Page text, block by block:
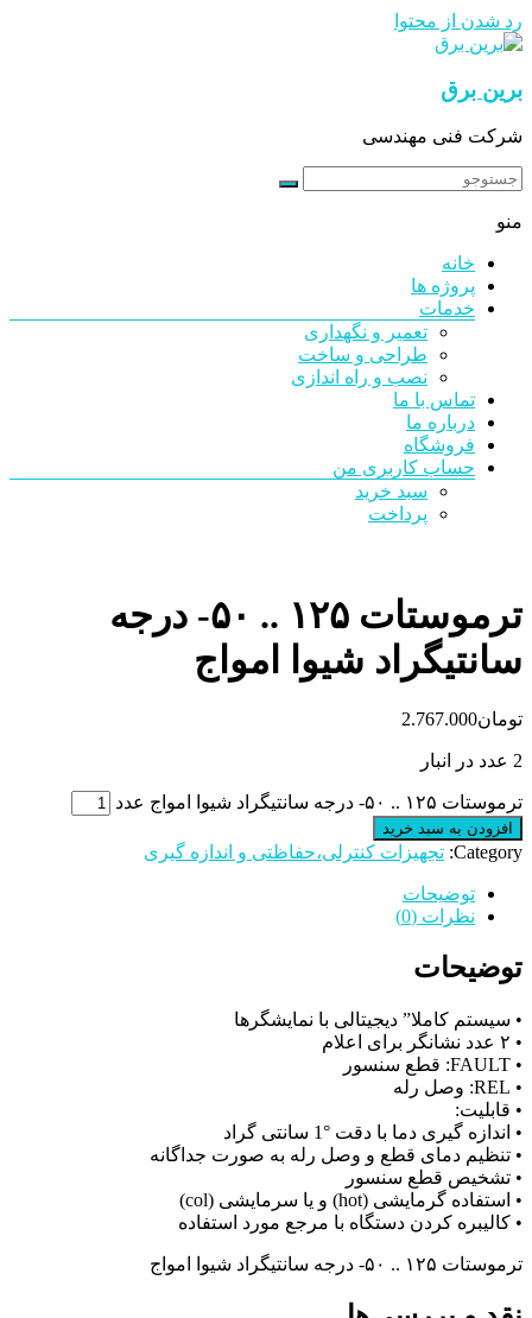
رد شدن از محتوا
برین برق
شرکت فنی مهندسی
منو
خانه
پروژه ها
خدمات
تعمیر و نگهداری
طراحی و ساخت
نصب و راه اندازی
تماس با ما
درباره ما
فروشگاه
حساب کاربری من
سبد خرید
پرداخت
ترموستات ۱۲۵ .. ۵۰- درجه
سانتیگراد شیوا امواج
تومان2.767.000
2 عدد در انبار
ترموستات ۱۲۵ .. ۵۰- درجه سانتیگراد شیوا امواج عدد
افزودن به سبد خرید
Category: تجهیزات کنترلی،حفاظتی و اندازه گیری
توضیحات
نظرات (0)
توضیحات
• سیستم کاملا” دیجیتالی با نمایشگرها
• ۲ عدد نشانگر برای اعلام
• FAULT: قطع سنسور
• REL: وصل رله
• قابلیت:
• اندازه گیری دما با دقت °1 سانتی گراد
• تنظیم دمای قطع و وصل رله به صورت جداگانه
• تشخیص قطع سنسور
• استفاده گرمایشی (hot) و یا سرمایشی (col)
• کالیبره کردن دستگاه با مرجع مورد استفاده
ترموستات ۱۲۵ .. ۵۰- درجه سانتیگراد شیوا امواج